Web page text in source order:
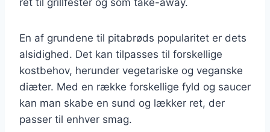
En af grundene til pitabrøds popularitet er dets
alsidighed. Det kan tilpasses til forskellige
kostbehov, herunder vegetariske og veganske
diæter. Med en række forskellige fyld og saucer
kan man skabe en sund og lækker ret, der
passer til enhver smag.